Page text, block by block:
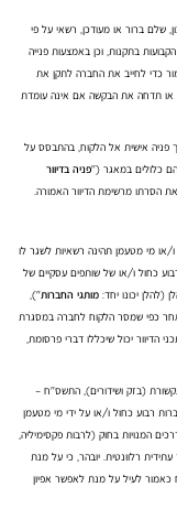
שלם ברור או מעודכן, רשאי על פי
בתקנות, וכן באמצעות פנייה
ראש העין 4809202. אין בפנייה כאמור כדי לחייב את החברה לתקן את
או תדחה את הבקשה אם אינה עומדת
פניה אישית אל הלקוח, בהתבסס על
כלולים במאגר ("פניה בדיוור
או מי מטעמן תהינה רשאיות לשגר לו
כחול ו/או של שותפים עסקיים של
מותגי החברות"),
כפי שמסר הלקוח לחברה במסגרת
הדיוור יכול שיכללו דברי פרסומת,
כי ידועות לו הוראות תיקון מס' 40 לחוק התקשורת (בזק ושידורים), התשס"ח –
רבוע כחול ו/או על ידי מי מטעמן
המנויות בחוק (לרבות פקסימיליה,
רלוונטית. יובהר, כי על מנת
כאמור לעיל על מנת לאפשר אפיון